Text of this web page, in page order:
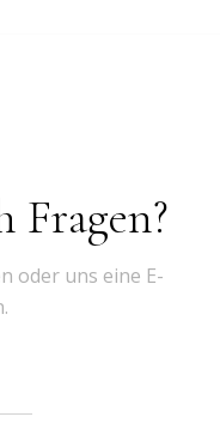
Fragen?
oder uns eine E-